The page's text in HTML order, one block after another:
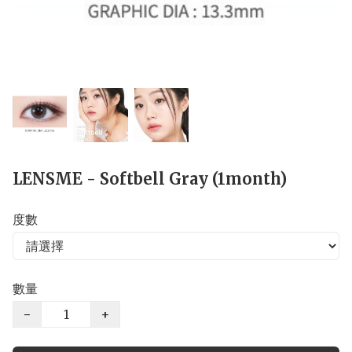
LENSME - Softbell Gray (1month)
度數
數量
−
+